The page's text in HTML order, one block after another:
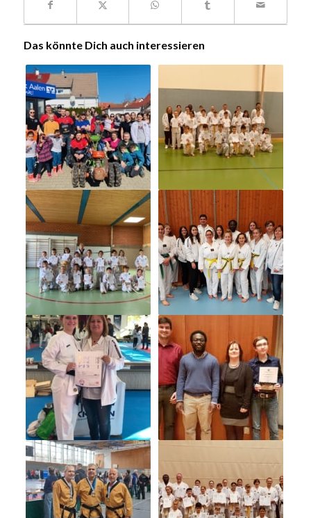
Das könnte Dich auch interessieren